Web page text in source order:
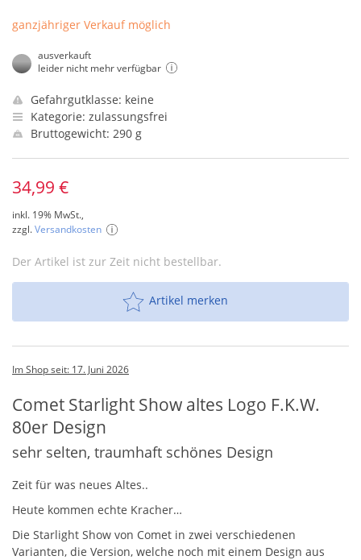
ganzjähriger Verkauf möglich
ausverkauft
leider nicht mehr verfügbar
Gefahrgutklasse: keine
Kategorie: zulassungsfrei
Bruttogewicht: 290 g
34,99 €
inkl. 19% MwSt.,
zzgl.Versandkosten
Der Artikel ist zur Zeit nicht bestellbar.
Artikel merken
Im Shop seit: 17. Juni 2026
Comet Starlight Show altes Logo F.K.W.
80er Design
sehr selten, traumhaft schönes Design
Zeit für was neues Altes..
Heute kommen echte Kracher…
Die Starlight Show von Comet in zwei verschiedenen
Varianten, die Version, welche noch mit einem Design aus